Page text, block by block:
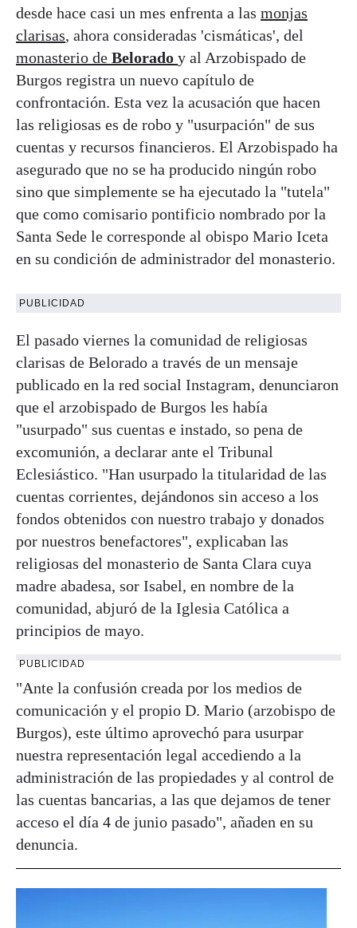
desde hace casi un mes enfrenta a las monjas
clarisas, ahora consideradas 'cismáticas', del
monasterio de Belorado y al Arzobispado de
Burgos registra un nuevo capítulo de
confrontación. Esta vez la acusación que hacen
las religiosas es de robo y "usurpación" de sus
cuentas y recursos financieros. El Arzobispado ha
asegurado que no se ha producido ningún robo
sino que simplemente se ha ejecutado la "tutela"
que como comisario pontificio nombrado por la
Santa Sede le corresponde al obispo Mario Iceta
en su condición de administrador del monasterio.
PUBLICIDAD
El pasado viernes la comunidad de religiosas
clarisas de Belorado a través de un mensaje
publicado en la red social Instagram, denunciaron
que el arzobispado de Burgos les había
"usurpado" sus cuentas e instado, so pena de
excomunión, a declarar ante el Tribunal
Eclesiástico. "Han usurpado la titularidad de las
cuentas corrientes, dejándonos sin acceso a los
fondos obtenidos con nuestro trabajo y donados
por nuestros benefactores", explicaban las
religiosas del monasterio de Santa Clara cuya
madre abadesa, sor Isabel, en nombre de la
comunidad, abjuró de la Iglesia Católica a
principios de mayo.
PUBLICIDAD
"Ante la confusión creada por los medios de
comunicación y el propio D. Mario (arzobispo de
Burgos), este último aprovechó para usurpar
nuestra representación legal accediendo a la
administración de las propiedades y al control de
las cuentas bancarias, a las que dejamos de tener
acceso el día 4 de junio pasado", añaden en su
denuncia.